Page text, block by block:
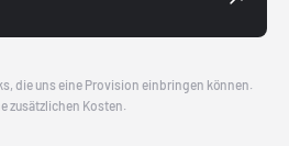
die uns eine Provision einbringen können.
zusätzlichen Kosten.